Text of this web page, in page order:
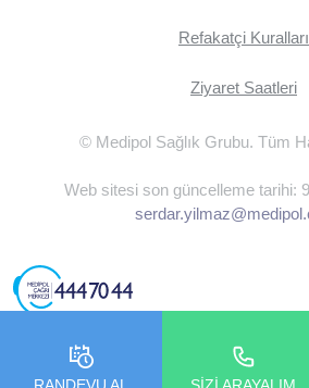
Refakatçi Kuralları
Ziyaret Saatleri
© Medipol Sağlık Grubu. Tüm
Web sitesi son güncelleme tarihi: